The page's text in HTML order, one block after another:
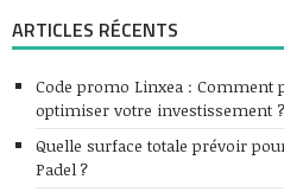
ARTICLES RÉCENTS
Code promo Linxea : Comment
optimiser votre investissement ?
Quelle surface totale prévoir
Padel ?